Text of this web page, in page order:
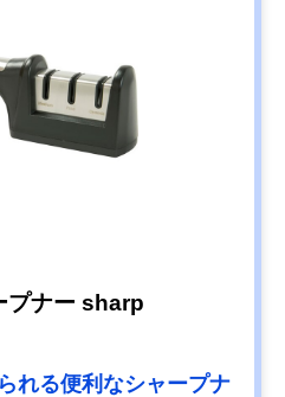
プナー sharp
れる便利なシャープナ